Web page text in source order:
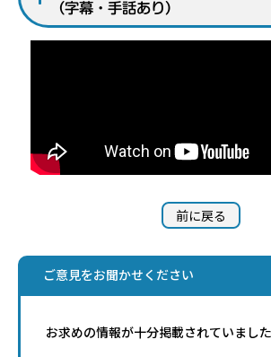
（字幕・手話あり）
前に戻る
ご意見をお聞かせください
お求めの情報が十分掲載されていまし